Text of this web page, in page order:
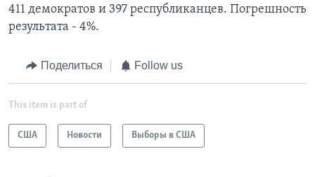
411 демократов и 397 республиканцев. Погрешность
результата - 4%.
Поделиться Follow us
This item is part of
США Новости Выборы в США